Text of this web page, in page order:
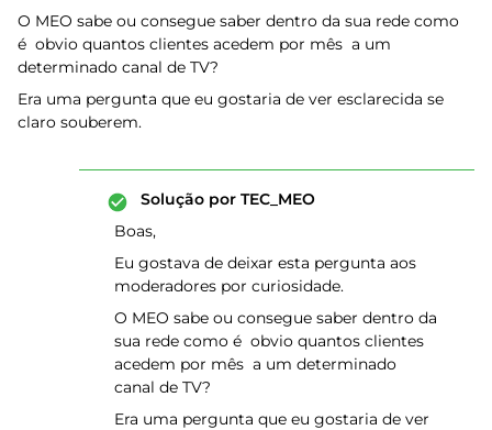
O MEO sabe ou consegue saber dentro da sua rede como
é obvio quantos clientes acedem por mês a um
determinado canal de TV?
Era uma pergunta que eu gostaria de ver esclarecida se
claro souberem.
Solução por TEC_MEO
Boas,
Eu gostava de deixar esta pergunta aos
moderadores por curiosidade.
O MEO sabe ou consegue saber dentro da
sua rede como é obvio quantos clientes
acedem por mês a um determinado
canal de TV?
Era uma pergunta que eu gostaria de ver